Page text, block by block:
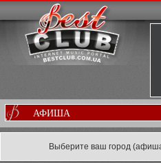
АФИША
Выберите ваш город